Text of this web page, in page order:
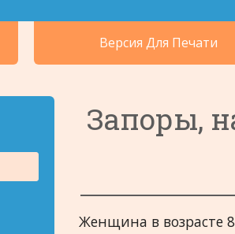
1.
3.
4.
6.
9.
12.
16.
20.
Версия Для Печати
Запоры,
Женщина в возрасте